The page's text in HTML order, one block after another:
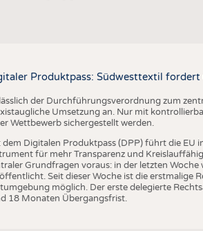
Produktpass: Südwesttextil
der Durchführungsverordnung zum
Umsetzung an. Nur mit
Wettbewerb sichergestellt werden.
Digitalen Produktpass (DPP) führt die EU
für mehr Transparenz und
Grundfragen voraus: in der letzten
Seit dieser Woche ist die erstmalige
möglich. Der erste delegierte
18 Monaten Übergangsfrist.